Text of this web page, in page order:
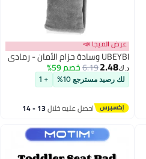
عرض الميجا 📣
UBEYBI وسادة حزام الأمان - رمادي
د.ك‏2.48
6.19خصم 59%
لك رصيد مسترجع 10% + 1
احصل عليه خلال 13 - 14